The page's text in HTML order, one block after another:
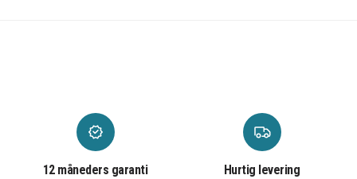
Galaxy A22 / A22 5G, Samsung Galaxy A32 / A32
5G, Samsung Galaxy A42 5G, Samsung Galaxy A52
/ A52s 5G, Samsung Galaxy A72
12 måneders garanti Hurtig levering